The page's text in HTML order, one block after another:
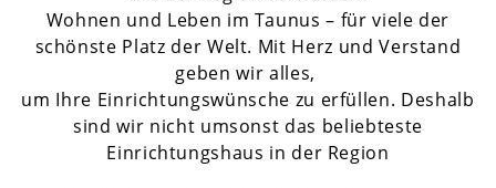
Wohnen und Leben im Taunus – für viele der
schönste Platz der Welt. Mit Herz und Verstand
geben wir alles,
um Ihre Einrichtungswünsche zu erfüllen. Deshalb
sind wir nicht umsonst das beliebteste
Einrichtungshaus in der Region